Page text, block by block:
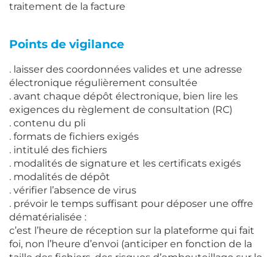
traitement de la facture
Points de vigilance
. laisser des coordonnées valides et une adresse
électronique régulièrement consultée
. avant chaque dépôt électronique, bien lire les
exigences du règlement de consultation (RC)
. contenu du pli
. formats de fichiers exigés
. intitulé des fichiers
. modalités de signature et les certificats exigés
. modalités de dépôt
. vérifier l’absence de virus
. prévoir le temps suffisant pour déposer une offre
dématérialisée :
c’est l’heure de réception sur la plateforme qui fait
foi, non l’heure d’envoi (anticiper en fonction de la